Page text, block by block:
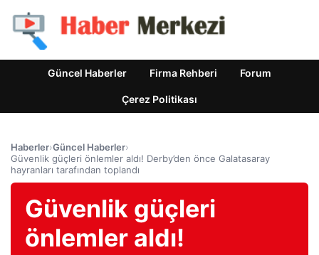
Güncel Haberler Firma Rehberi Forum
Çerez Politikası
Haberler›Güncel Haberler›
Güvenlik güçleri önlemler aldı! Derby’den önce Galatasaray
hayranları tarafından toplandı
Güvenlik güçleri
önlemler aldı!